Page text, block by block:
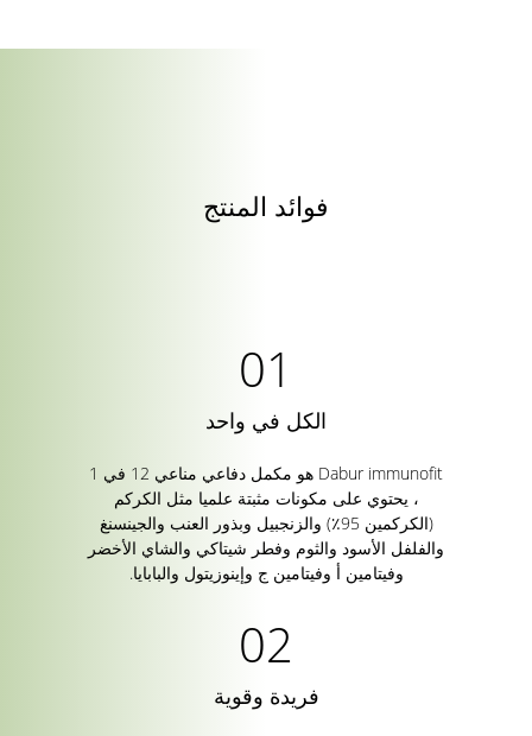
فوائد المنتج
الكل في واحد
Dabur immunofit هو مكمل دفاعي مناعي 12 في 1
، يحتوي على مكونات مثبتة علميا مثل الكركم
(الكركمين 95٪) والزنجبيل وبذور العنب والجينسنغ
والفلفل الأسود والثوم وفطر شيتاكي والشاي الأخضر
وفيتامين أ وفيتامين ج وإينوزيتول والبابايا.
فريدة وقوية